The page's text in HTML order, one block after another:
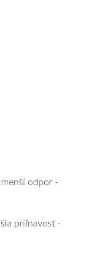
odpor -
priľnavosť -